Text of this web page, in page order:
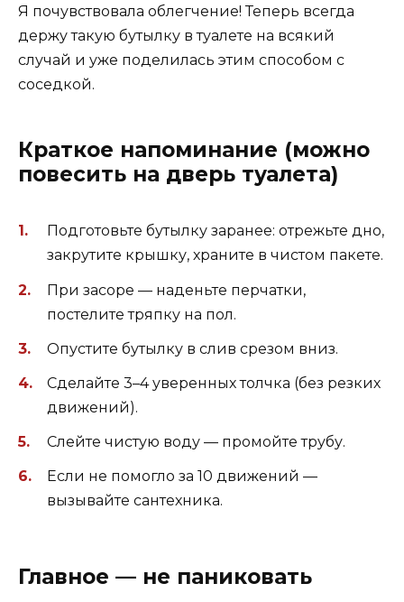
Я почувствовала облегчение! Теперь всегда
держу такую бутылку в туалете на всякий
случай и уже поделилась этим способом с
соседкой.
Краткое напоминание (можно
повесить на дверь туалета)
Подготовьте бутылку заранее: отрежьте дно,
закрутите крышку, храните в чистом пакете.
При засоре — наденьте перчатки,
постелите тряпку на пол.
Опустите бутылку в слив срезом вниз.
Сделайте 3–4 уверенных толчка (без резких
движений).
Слейте чистую воду — промойте трубу.
Если не помогло за 10 движений —
вызывайте сантехника.
Главное — не паниковать